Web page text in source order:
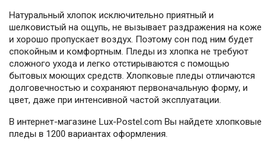
Натуральный хлопок исключительно приятный и
шелковистый на ощупь, не вызывает раздражения на коже
и хорошо пропускает воздух. Поэтому сон под ним будет
спокойным и комфортным. Пледы из хлопка не требуют
сложного ухода и легко отстирываются с помощью
бытовых моющих средств. Хлопковые пледы отличаются
долговечностью и сохраняют первоначальную форму, и
цвет, даже при интенсивной частой эксплуатации.
В интернет-магазине Lux-Postel.com Вы найдете хлопковые
пледы в 1200 вариантах оформления.